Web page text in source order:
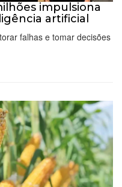
impulsiona
artificial
falhas e tomar decisões